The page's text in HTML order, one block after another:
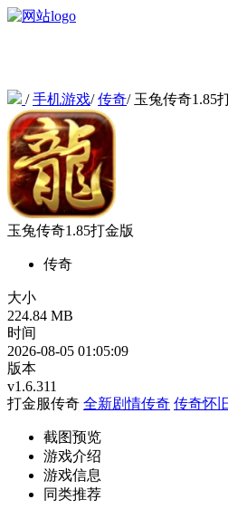
/手机游戏/传奇/ 玉兔传奇1.85
玉兔传奇1.85打金版
传奇
大小
224.84 MB
时间
2026-08-05 01:05:09
版本
v1.6.311
打金服传奇 全新剧情传奇 传奇怀
截图预览
游戏介绍
游戏信息
同类推荐